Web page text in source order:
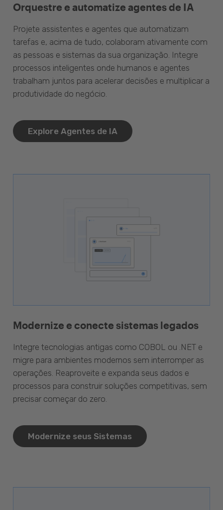
Orquestre e automatize agentes de IA
Projete assistentes e agentes que automatizam
tarefas e, acima de tudo, colaboram ativamente com
as pessoas e sistemas da sua organização. Integre
processos inteligentes onde humanos e agentes
trabalham juntos para acelerar decisões e multiplicar a
produtividade do negócio.
Explore Agentes de IA
Modernize e conecte sistemas legados
Integre tecnologias antigas como COBOL ou .NET e
migre para ambientes modernos sem interromper as
operações. Reaproveite e expanda seus dados e
processos para construir soluções competitivas, sem
precisar começar do zero.
Modernize seus Sistemas